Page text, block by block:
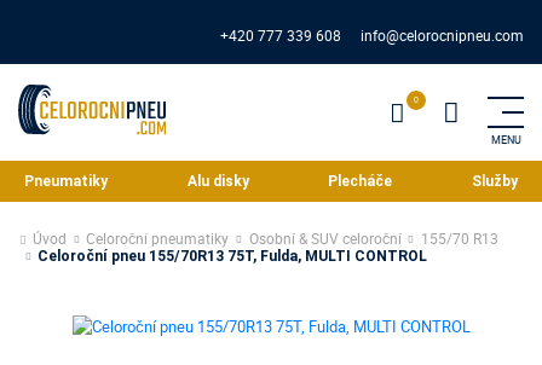
+420 777 339 608 info@celorocnipneu.com
Pneumatiky Alu disky Plecháče Služby
Úvod Celoroční pneumatiky Osobní & SUV celoroční 155/70 R13
Celoroční pneu 155/70R13 75T, Fulda, MULTI CONTROL